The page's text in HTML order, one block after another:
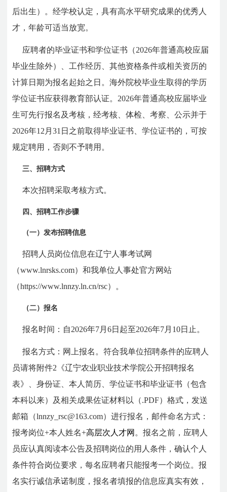
后出生）。经学校认定，具有高水平研究成果的优秀人
才，年龄可适当放宽。
应聘者的毕业证书和学位证书（2026年普通高校应届
毕业生除外）、工作经历、其他资格条件或相关资历的
计算日期为报名起始之日。海外院校毕业生取得的学历
学位证书应获得教育部认证。2026年普通高校应届毕业
生可先行报名及考核，经考核、体检、考察、公示并于
2026年12月31日之前取得毕业证书、学位证书的，可按
规定聘用，否则不予聘用。
三、招聘方式
本次招聘采取考核方式。
四、招聘工作步骤
（一）发布招聘信息
招聘人员岗位信息在辽宁人事考试网
（www.lnrsks.com）和我单位人事处官方网站
（https://www.lnnzy.ln.cn/rsc）。
（二）报名
报名时间：自2026年7月6日起至2026年7月10日止。
报名方式：网上报名。符合我单位招聘条件的应聘人
员请将附件2《辽宁农业职业技术学院公开招聘报名
表》、身份证、本人简历、学位证书和毕业证书（包含
本科以来）及相关成果佐证材料以（.PDF）格式，发送
邮箱（lnnzy_rsc@163.com）进行报名 ，邮件命名方式：
报考岗位+本人姓名+高层次人才网 。报名之前，应聘人
员应认真阅读本公告及招聘岗位的用人条件，确认个人
条件符合岗位要求，每名应聘者只能报考一个岗位。报
名实行诚信承诺制度，报名者填报的信息应真实有效，